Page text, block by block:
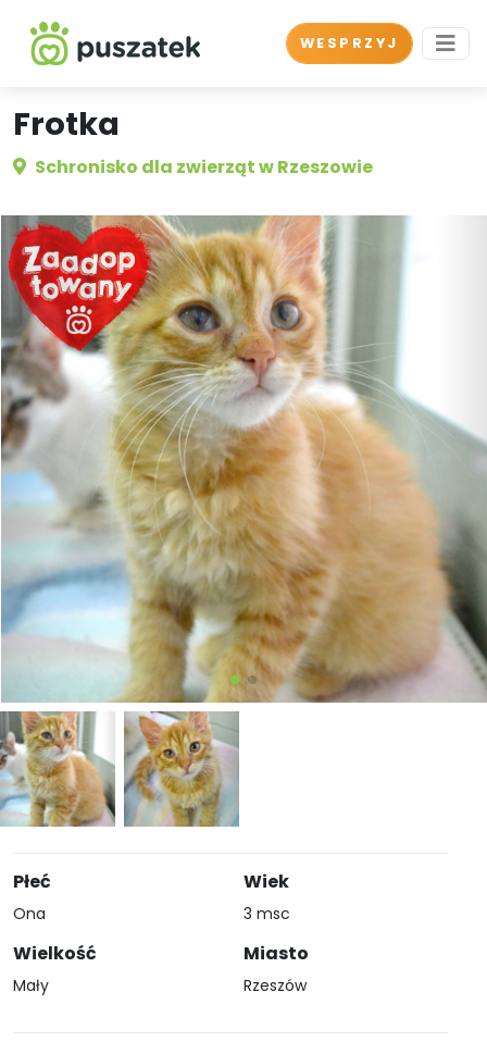
WESPRZYJ
Frotka
Schronisko dla zwierząt w Rzeszowie
Płeć
Ona
Wielkość
Mały
Wiek
3 msc
Miasto
Rzeszów